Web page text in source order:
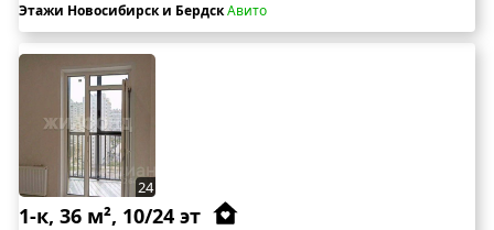
Этажи Новосибирск и БердскАвито
24
1-к, 36 м², 10/24 эт